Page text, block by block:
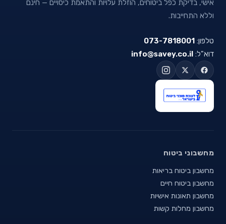
אישי, בדיקת כפל ביטוחים, הוזלת עלויות והתאמת כיסויים — חינם
וללא התחייבות.
טלפון: 073-7818001
דוא"ל: info@savey.co.il
מחשבוני ביטוח
מחשבון ביטוח בריאות
מחשבון ביטוח חיים
מחשבון תאונות אישיות
מחשבון מחלות קשות